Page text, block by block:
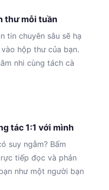
thư mỗi tuần
tin chuyên sâu sẽ hạ
hộp thư của bạn.
nhi cùng tách cà
tác 1:1 với mình
suy ngẫm? Bấm
tiếp đọc và phản
như một người bạn